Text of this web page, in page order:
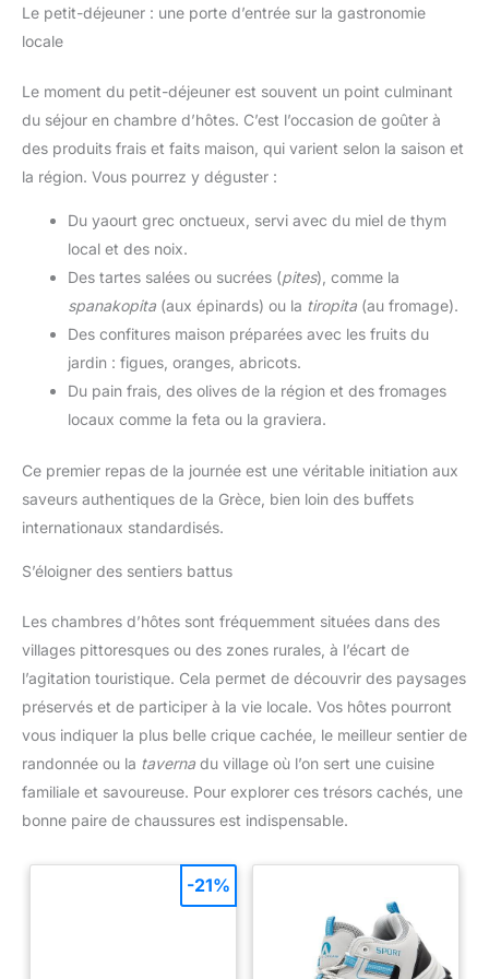
Le petit-déjeuner : une porte d’entrée sur la gastronomie
locale
Le moment du petit-déjeuner est souvent un point culminant
du séjour en chambre d’hôtes. C’est l’occasion de goûter à
des produits frais et faits maison, qui varient selon la saison et
la région. Vous pourrez y déguster :
Du yaourt grec onctueux, servi avec du miel de thym
local et des noix.
Des tartes salées ou sucrées (pites), comme la
spanakopita (aux épinards) ou la tiropita (au fromage).
Des confitures maison préparées avec les fruits du
jardin : figues, oranges, abricots.
Du pain frais, des olives de la région et des fromages
locaux comme la feta ou la graviera.
Ce premier repas de la journée est une véritable initiation aux
saveurs authentiques de la Grèce, bien loin des buffets
internationaux standardisés.
S’éloigner des sentiers battus
Les chambres d’hôtes sont fréquemment situées dans des
villages pittoresques ou des zones rurales, à l’écart de
l’agitation touristique. Cela permet de découvrir des paysages
préservés et de participer à la vie locale. Vos hôtes pourront
vous indiquer la plus belle crique cachée, le meilleur sentier de
randonnée ou la taverna du village où l’on sert une cuisine
familiale et savoureuse. Pour explorer ces trésors cachés, une
bonne paire de chaussures est indispensable.
-21%